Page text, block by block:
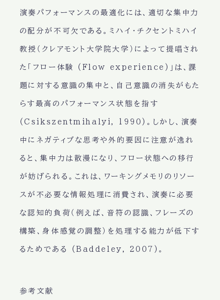
演奏パフォーマンスの最適化には、適切な集中力
の配分が不可欠である。ミハイ・チクセントミハイ
教授（クレアモント大学院大学）によって提唱され
た「フロー体験 (Flow experience)」は、課
題に対する意識の集中と、自己意識の消失がもた
らす最高のパフォーマンス状態を指す
(Csikszentmihalyi, 1990)。しかし、演奏
中にネガティブな思考や外的要因に注意が逸れ
ると、集中力は散漫になり、フロー状態への移行
が妨げられる。これは、ワーキングメモリのリソー
スが不必要な情報処理に消費され、演奏に必要
な認知的負荷（例えば、音符の認識、フレーズの
構築、身体感覚の調整）を処理する能力が低下す
るためである (Baddeley, 2007)。
参考文献